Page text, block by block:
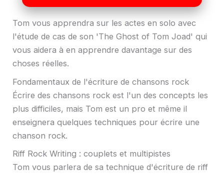
Tom vous apprendra sur les actes en solo avec
l'étude de cas de son 'The Ghost of Tom Joad' qui
vous aidera à en apprendre davantage sur des
choses réelles.
Fondamentaux de l'écriture de chansons rock
Écrire des chansons rock est l'un des concepts les
plus difficiles, mais Tom est un pro et même il
enseignera quelques techniques pour écrire une
chanson rock.
Riff Rock Writing : couplets et multipistes
Tom vous parlera de sa technique d'écriture de riff